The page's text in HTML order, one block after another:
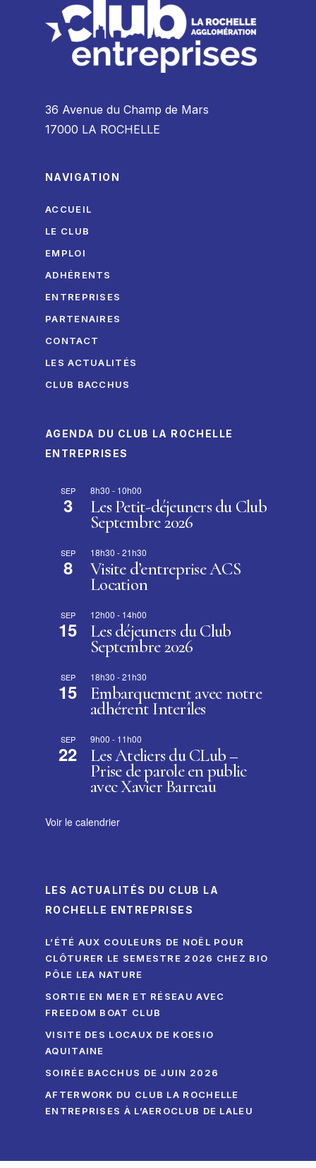
36 Avenue du Champ de Mars
17000 LA ROCHELLE
NAVIGATION
ACCUEIL
LE CLUB
EMPLOI
ADHÉRENTS
ENTREPRISES
PARTENAIRES
CONTACT
LES ACTUALITÉS
CLUB BACCHUS
AGENDA DU CLUB LA ROCHELLE
ENTREPRISES
SEP
3
8h30 - 10h00
Les Petit-déjeuners du Club
Septembre 2026
SEP
8
18h30 -21h30
Visite d’entreprise ACS
Location
SEP
15
12h00 - 14h00
Les déjeuners du Club
Septembre 2026
SEP
15
18h30 -21h30
Embarquement avec notre
adhérent Interîles
SEP
22
9h00 - 11h00
Les Ateliers du CLub –
Prise de parole en public
avec Xavier Barreau
Voir le calendrier
LES ACTUALITÉS DU CLUB LA
ROCHELLE ENTREPRISES
L’ÉTÉ AUX COULEURS DE NOËL POUR
CLÔTURER LE SEMESTRE 2026 CHEZ BIO
PÔLE LEA NATURE
SORTIE EN MER ET RÉSEAU AVEC
FREEDOM BOAT CLUB
VISITE DES LOCAUX DE KOESIO
AQUITAINE
SOIRÉE BACCHUS DE JUIN 2026
AFTERWORK DU CLUB LA ROCHELLE
ENTREPRISES À L’AEROCLUB DE LALEU